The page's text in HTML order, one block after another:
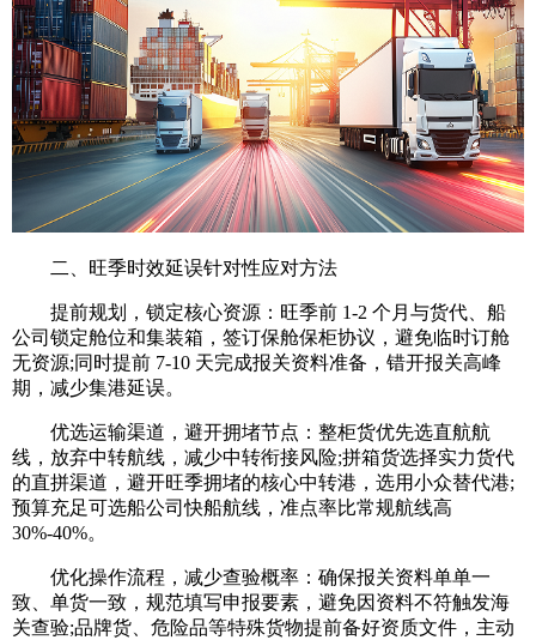
二、旺季时效延误针对性应对方法
提前规划，锁定核心资源：旺季前 1-2 个月与货代、船
公司锁定舱位和集装箱，签订保舱保柜协议，避免临时订舱
无资源;同时提前 7-10 天完成报关资料准备，错开报关高峰
期，减少集港延误。
优选运输渠道，避开拥堵节点：整柜货优先选直航航
线，放弃中转航线，减少中转衔接风险;拼箱货选择实力货代
的直拼渠道，避开旺季拥堵的核心中转港，选用小众替代港;
预算充足可选船公司快船航线，准点率比常规航线高
30%-40%。
优化操作流程，减少查验概率：确保报关资料单单一
致、单货一致，规范填写申报要素，避免因资料不符触发海
关查验;品牌货、危险品等特殊货物提前备好资质文件，主动